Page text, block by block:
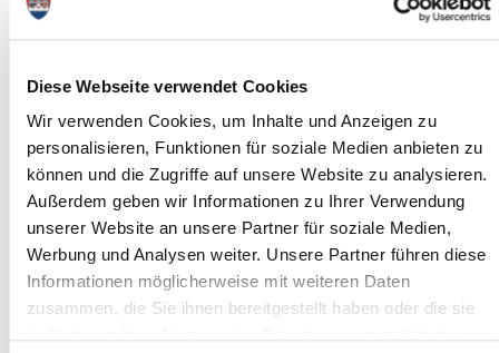
Diese Webseite verwendet Cookies
Wir verwenden Cookies, um Inhalte und Anzeigen zu
personalisieren, Funktionen für soziale Medien anbieten zu
können und die Zugriffe auf unsere Website zu analysieren.
Außerdem geben wir Informationen zu Ihrer Verwendung
unserer Website an unsere Partner für soziale Medien,
Werbung und Analysen weiter. Unsere Partner führen diese
Informationen möglicherweise mit weiteren Daten
zusammen, die Sie ihnen bereitgestellt haben oder die sie